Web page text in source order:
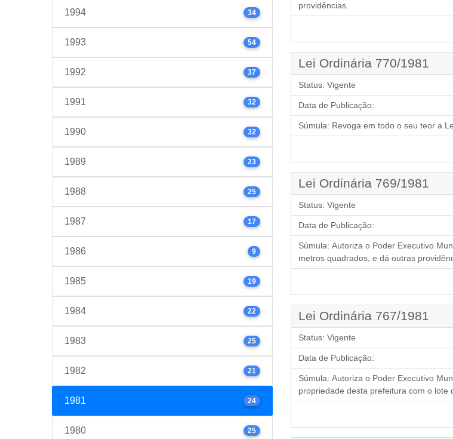
1994 34
1993 54
1992 37
1991 32
1990 32
1989 23
1988 25
1987 17
1986 9
1985 19
1984 22
1983 25
1982 21
1981 24
1980 25
providências.
Lei Ordinária 770/1981
Status: Vigente
Data de Publicação:
Súmula: Revoga em todo o seu teor a
Lei Ordinária 769/1981
Status: Vigente
Data de Publicação:
Súmula: Autoriza o Poder Executivo
metros quadrados, e dá outras
Lei Ordinária 767/1981
Status: Vigente
Data de Publicação:
Súmula: Autoriza o Poder Executivo
propriedade desta prefeitura com o lote